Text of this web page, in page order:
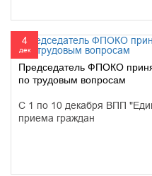
4
дек
Председатель ФПОКО
по трудовым вопросам
С 1 по 10 декабря ВПП
приема граждан